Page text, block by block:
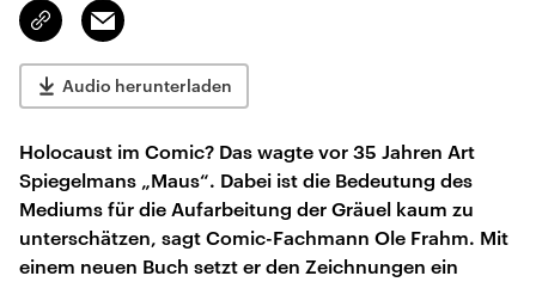
Link
kopieren/teilen
Email
Audio herunterladen
Holocaust im Comic? Das wagte vor 35 Jahren Art
Spiegelmans „Maus“. Dabei ist die Bedeutung des
Mediums für die Aufarbeitung der Gräuel kaum zu
unterschätzen, sagt Comic-Fachmann Ole Frahm. Mit
einem neuen Buch setzt er den Zeichnungen ein